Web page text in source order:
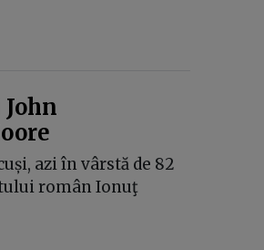
azi în vârstă de 82
român Ionuţ